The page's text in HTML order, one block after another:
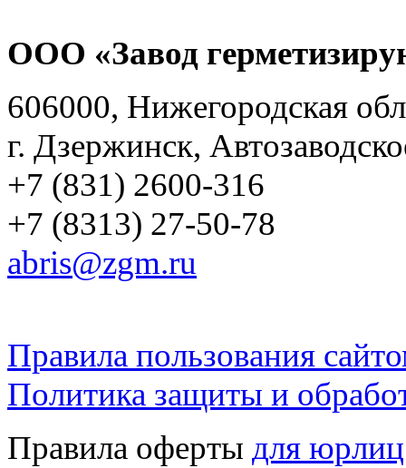
ООО «Завод
606000, Нижегородская
г. Дзержинск,
+7 (831) 2600-316
+7 (8313) 27-50-78
abris@zgm.ru
Правила пользования
Политика защиты и
Правила оферты для